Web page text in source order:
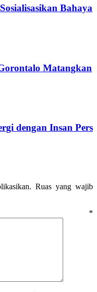
Bahaya
Matangkan
dengan Insan Pers
Ruas yang wajib
*